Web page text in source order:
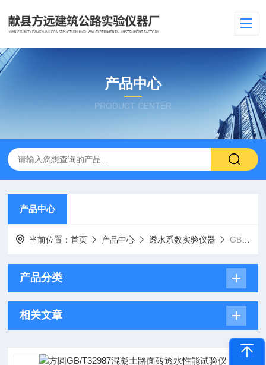
产品中心
PRODUCT CENTER
产品中心
当前位置：首页 产品中心 透水系数实验仪器 GB/T32987混凝土路面砖透水性能试验仪
产品分类
相关文章